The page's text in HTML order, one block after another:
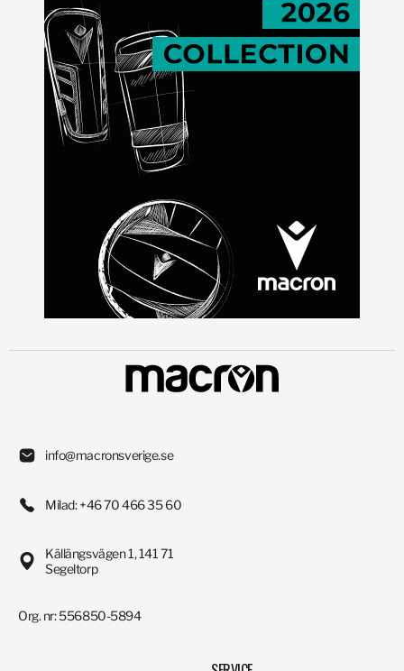
info@macronsverige.se
Milad: +46 70 466 35 60
Källängsvägen 1, 141 71
Segeltorp
Org. nr: 556850-5894